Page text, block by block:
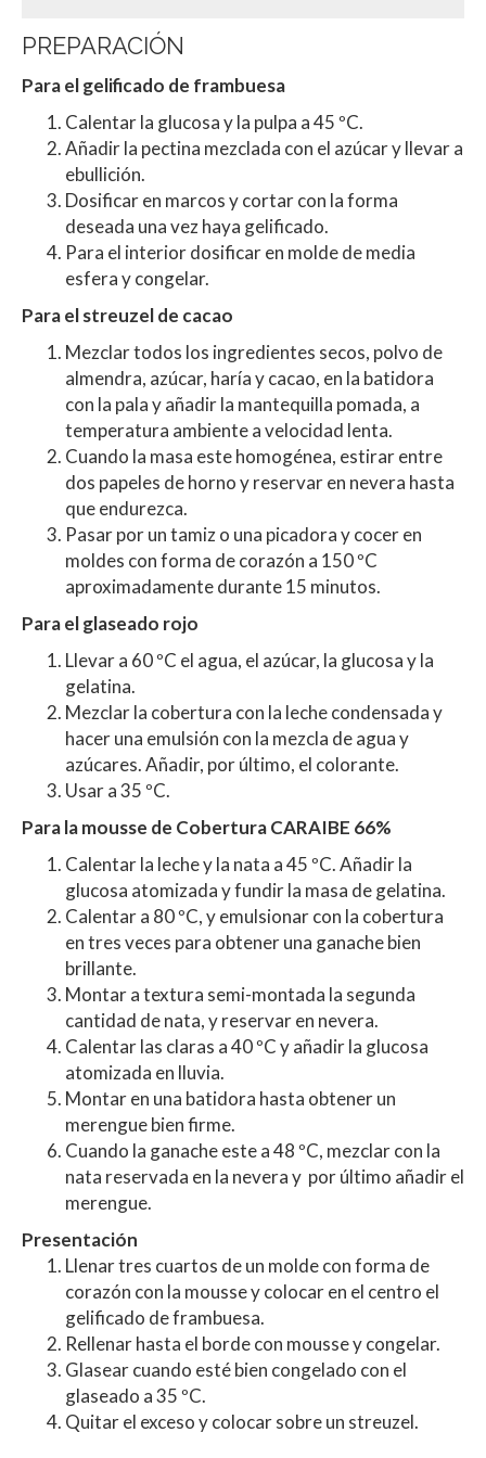
PREPARACIÓN
Para el gelificado de frambuesa
Calentar la glucosa y la pulpa a 45 ºC.
Añadir la pectina mezclada con el azúcar y llevar a
ebullición.
Dosificar en marcos y cortar con la forma
deseada una vez haya gelificado.
Para el interior dosificar en molde de media
esfera y congelar.
Para el streuzel de cacao
Mezclar todos los ingredientes secos, polvo de
almendra, azúcar, haría y cacao, en la batidora
con la pala y añadir la mantequilla pomada, a
temperatura ambiente a velocidad lenta.
Cuando la masa este homogénea, estirar entre
dos papeles de horno y reservar en nevera hasta
que endurezca.
Pasar por un tamiz o una picadora y cocer en
moldes con forma de corazón a 150 ºC
aproximadamente durante 15 minutos.
Para el glaseado rojo
Llevar a 60 ºC el agua, el azúcar, la glucosa y la
gelatina.
Mezclar la cobertura con la leche condensada y
hacer una emulsión con la mezcla de agua y
azúcares. Añadir, por último, el colorante.
Usar a 35 ºC.
Para la mousse de Cobertura CARAIBE 66%
Calentar la leche y la nata a 45 ºC. Añadir la
glucosa atomizada y fundir la masa de gelatina.
Calentar a 80 ºC, y emulsionar con la cobertura
en tres veces para obtener una ganache bien
brillante.
Montar a textura semi-montada la segunda
cantidad de nata, y reservar en nevera.
Calentar las claras a 40 ºC y añadir la glucosa
atomizada en lluvia.
Montar en una batidora hasta obtener un
merengue bien firme.
Cuando la ganache este a 48 ºC, mezclar con la
nata reservada en la nevera y por último añadir el
merengue.
Presentación
Llenar tres cuartos de un molde con forma de
corazón con la mousse y colocar en el centro el
gelificado de frambuesa.
Rellenar hasta el borde con mousse y congelar.
Glasear cuando esté bien congelado con el
glaseado a 35 ºC.
Quitar el exceso y colocar sobre un streuzel.